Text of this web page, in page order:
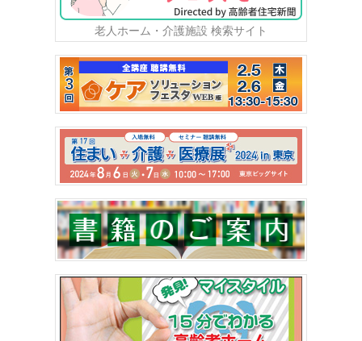
老人ホーム・介護施設 検索サイト